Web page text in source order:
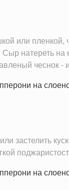
или
натереть на
чеснок -
застелить